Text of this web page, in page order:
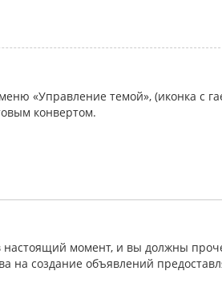
«Управление темой», (иконка с
конвертом.
момент, и вы должны
на создание объявлений